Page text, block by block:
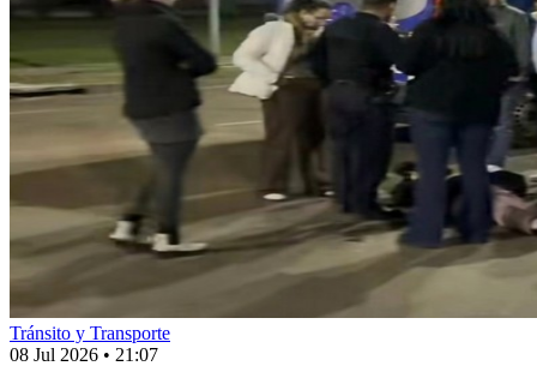
Tránsito y Transporte
08 Jul 2026 • 21:07